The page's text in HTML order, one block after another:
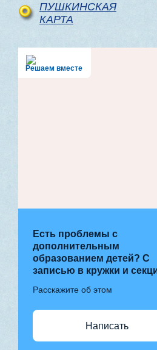
ПУШКИНСКАЯ
КАРТА
Решаем вместе
Есть проблемы с
дополнительным
образованием детей? С
записью в кружки и
Расскажите об этом
Написать